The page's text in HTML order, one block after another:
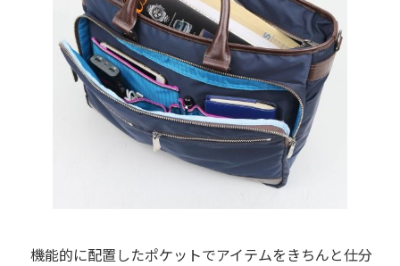
機能的に配置したポケットでアイテムをきちんと仕分